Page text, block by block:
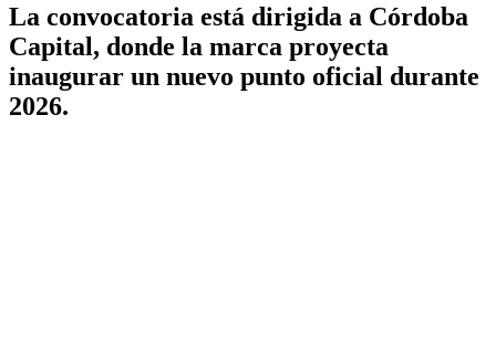
La convocatoria está dirigida a Córdoba
Capital, donde la marca proyecta
inaugurar un nuevo punto oficial durante
2026.